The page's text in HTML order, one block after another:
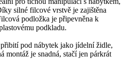
silné filcové vrstvě je zajištěna
podložka je připevněna k
podkladu.
pod nábytek jako jídelní židle,
montáž je snadná, stačí jen párkrát